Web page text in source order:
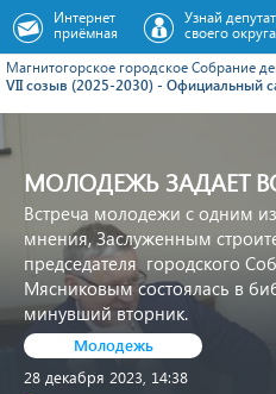
Магнитогорское городское Cобрание
VII созыв (2025-2030) - Официальный
Интернет
приёмная
Узнай
своего округа
МОЛОДЕЖЬ ЗАДАЕТ
Встреча молодежи с одним
мнения, Заслуженным
председателя городского
Мясниковым состоялась в
минувший вторник.
Молодежь
28 декабря 2023, 14:38